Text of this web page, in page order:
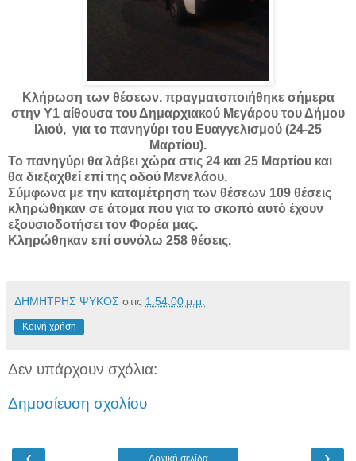
Κλήρωση των θέσεων, πραγματοποιήθηκε σήμερα
στην Υ1 αίθουσα του Δημαρχιακού Μεγάρου του Δήμου
Ιλιού, για το πανηγύρι του Ευαγγελισμού (24-25
Μαρτίου).
Το πανηγύρι θα λάβει χώρα στις 24 και 25 Μαρτίου και
θα διεξαχθεί επί της οδού Μενελάου.
Σύμφωνα με την καταμέτρηση των θέσεων 109 θέσεις
κληρώθηκαν σε άτομα που για το σκοπό αυτό έχουν
εξουσιοδοτήσει τον Φορέα μας.
Κληρώθηκαν επί συνόλω 258 θέσεις.
ΔΗΜΗΤΡΗΣ ΨΥΚΟΣ στις 1:54:00 μ.μ.
Κοινή χρήση
Δεν υπάρχουν σχόλια:
Δημοσίευση σχολίου
Αρχική σελίδα